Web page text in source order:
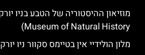
Museum of Natural History)
מלון הולידיי אין בטיימס סקוור ניו יורק